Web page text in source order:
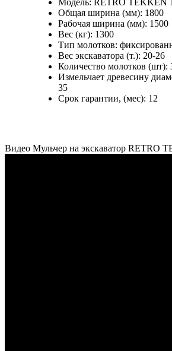
Общая ширина (мм): 1800
Рабочая ширина (мм): 1500
Вес (кг): 1300
Тип молотков:
Вес экскаватора (т.): 20-26
Количество молотков (шт):
Измельчает древесину
35
Срок гарантии, (мес): 12
Видео Мульчер на экскаватор RETRO